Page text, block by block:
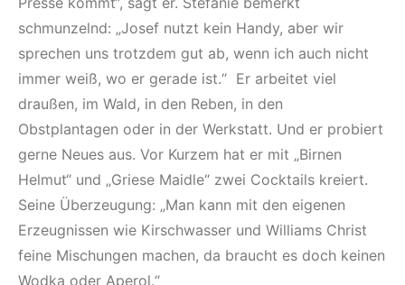
schmunzelnd: „Josef nutzt kein Handy, aber wir
sprechen uns trotzdem gut ab, wenn ich auch nicht
immer weiß, wo er gerade ist.“ Er arbeitet viel
draußen, im Wald, in den Reben, in den
Obstplantagen oder in der Werkstatt. Und er probiert
gerne Neues aus. Vor Kurzem hat er mit „Birnen
Helmut“ und „Griese Maidle“ zwei Cocktails kreiert.
Seine Überzeugung: „Man kann mit den eigenen
Erzeugnissen wie Kirschwasser und Williams Christ
feine Mischungen machen, da braucht es doch keinen
Wodka oder Aperol.“